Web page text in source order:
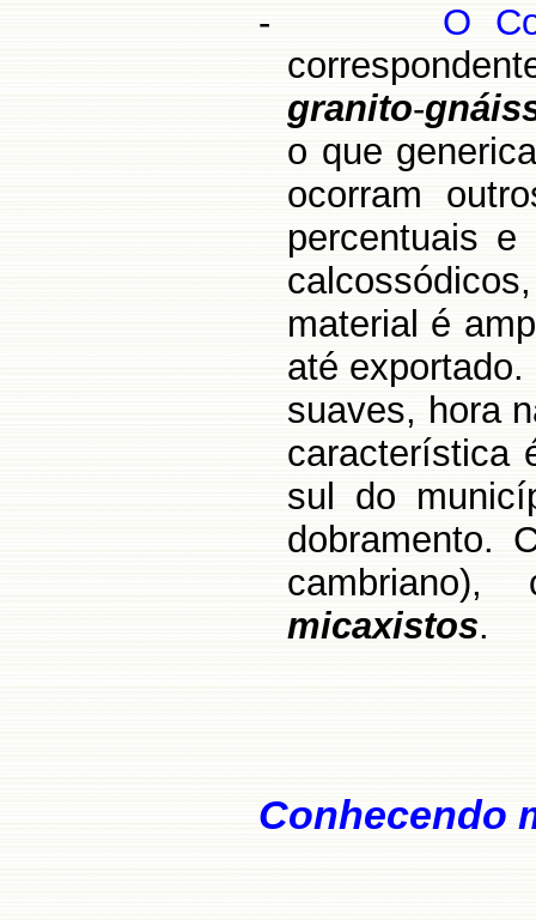
-
O
granito-
o que
ocorram
percentuais e
material é
até
suaves, hora
característica
sul do
dobramento.
micaxistos.
Conhecendo